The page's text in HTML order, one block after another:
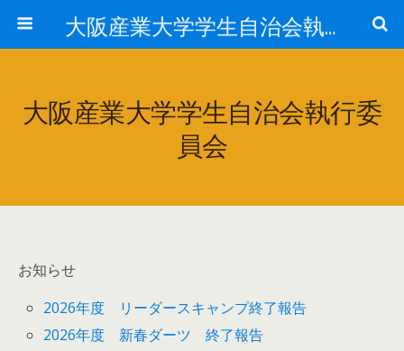
大阪産業大学学生自治会執行委員会
大阪産業大学学生自治会執行委
員会
お知らせ
2026年度 リーダースキャンプ終了報告
2026年度 新春ダーツ 終了報告